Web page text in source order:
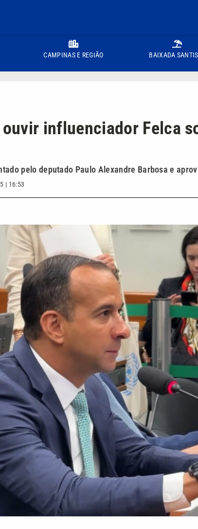
CAMPINAS E REGIÃO BAIXADA
ouvir influenciador Felca
pelo deputado Paulo Alexandre Barbosa e
| 16:53